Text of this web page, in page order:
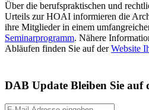
Über die berufspraktischen und
Urteils zur HOAI informieren die
ihre Mitglieder in einem
Seminarprogramm. Nähere
Abläufen finden Sie auf derWebsite
DAB Update Bleiben Sie auf